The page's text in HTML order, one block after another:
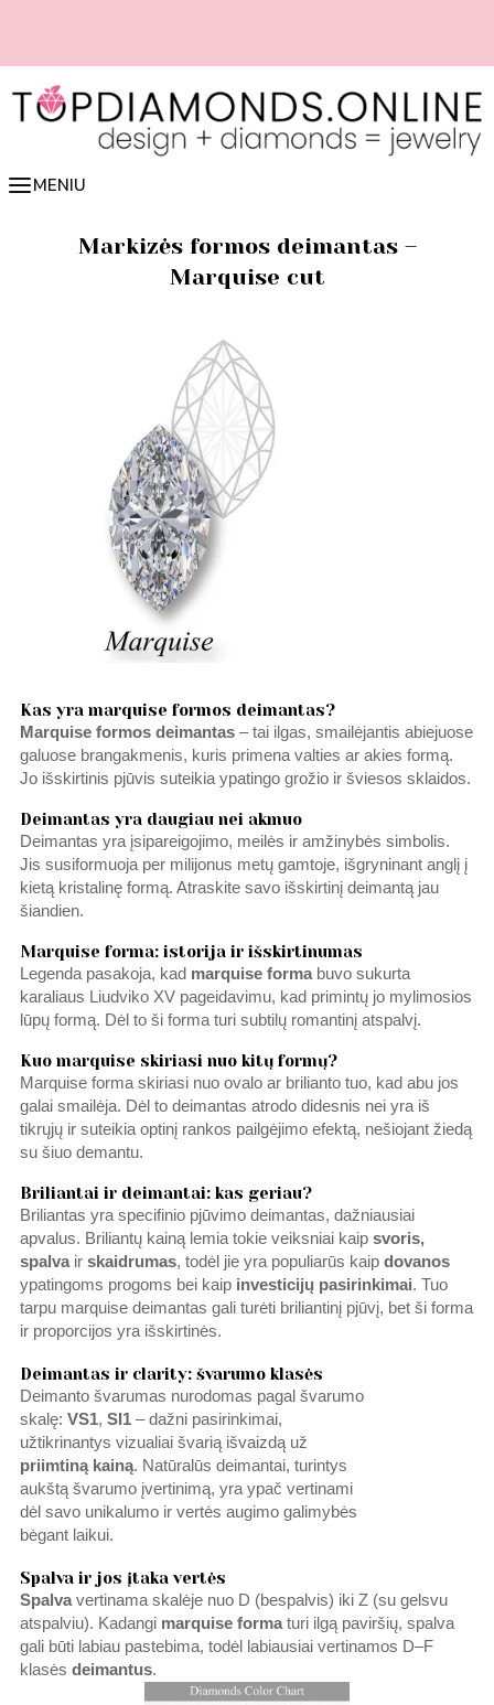
📏 Lengvai nustatyk žiedo dydį online 👉 spausk čia
MENIU
Markizės formos deimantas –
Marquise cut
Kas yra marquise formos deimantas?
Marquise formos deimantas– tai ilgas, smailėjantis abiejuose
galuose brangakmenis, kuris primena valties ar akies formą.
Jo išskirtinis pjūvis suteikia ypatingo grožio ir šviesos sklaidos.
Deimantas yra daugiau nei akmuo
Deimantas yra įsipareigojimo, meilės ir amžinybės simbolis.
Jis susiformuoja per milijonus metų gamtoje, išgryninant anglį į
kietą kristalinę formą. Atraskite savo išskirtinį deimantą jau
šiandien.
Marquise forma: istorija ir išskirtinumas
Legenda pasakoja, kad marquise formabuvo sukurta
karaliaus Liudviko XV pageidavimu, kad primintų jo mylimosios
lūpų formą. Dėl to ši forma turi subtilų romantinį atspalvį.
Kuo marquise skiriasi nuo kitų formų?
Marquise forma skiriasi nuo ovalo ar brilianto tuo, kad abu jos
galai smailėja. Dėl to deimantas atrodo didesnis nei yra iš
tikrųjų ir suteikia optinį rankos pailgėjimo efektą, nešiojant žiedą
su šiuo demantu.
Briliantai ir deimantai: kas geriau?
Briliantas yra specifinio pjūvimo deimantas, dažniausiai
apvalus. Briliantų kainą lemia tokie veiksniai kaip svoris,
spalvair skaidrumas, todėl jie yra populiarūs kaip dovanos
ypatingoms progoms bei kaip investicijų pasirinkimai. Tuo
tarpu marquise deimantas gali turėti briliantinį pjūvį, bet ši forma
ir proporcijos yra išskirtinės.
Deimantas ir clarity: švarumo klasės
Deimanto švarumas nurodomas pagal švarumo
skalę: VS1, SI1– dažni pasirinkimai,
užtikrinantys vizualiai švarią išvaizdą už
priimtiną kainą. Natūralūs deimantai, turintys
aukštą švarumo įvertinimą, yra ypač vertinami
dėl savo unikalumo ir vertės augimo galimybės
bėgant laikui.
Spalva ir jos įtaka vertės
Spalvavertinama skalėje nuo D (bespalvis) iki Z (su gelsvu
atspalviu). Kadangi marquise formaturi ilgą paviršių, spalva
gali būti labiau pastebima, todėl labiausiai vertinamos D–F
klasės deimantus.